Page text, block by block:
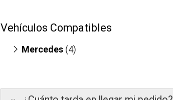
Vehículos Compatibles
Mercedes (4)
Sprinter 316 CDI(motor A651)